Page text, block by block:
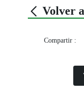
Volver
Compartir :